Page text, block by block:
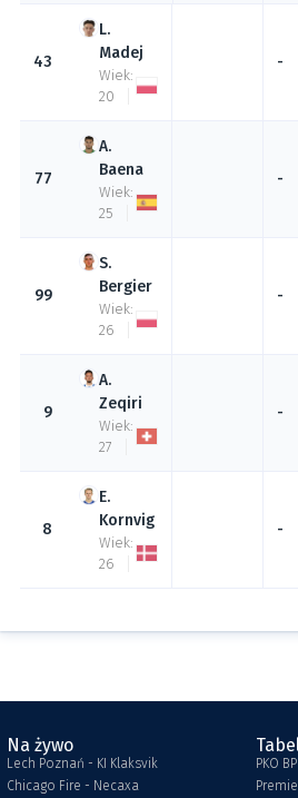
43 Madej
Wiek:
20
-
77 Baena
Wiek:
25
-
99 Bergier
Wiek:
26
-
9 Zeqiri
Wiek:
27
-
8 Kornvig
Wiek:
26
-
Na żywo
Lech Poznań - KI Klaksvik
Chicago Fire - Necaxa
PKO